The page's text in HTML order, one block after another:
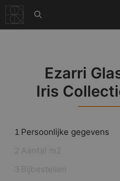
naar
de
Ezarri
Iris
1 Persoonlijke gegevens